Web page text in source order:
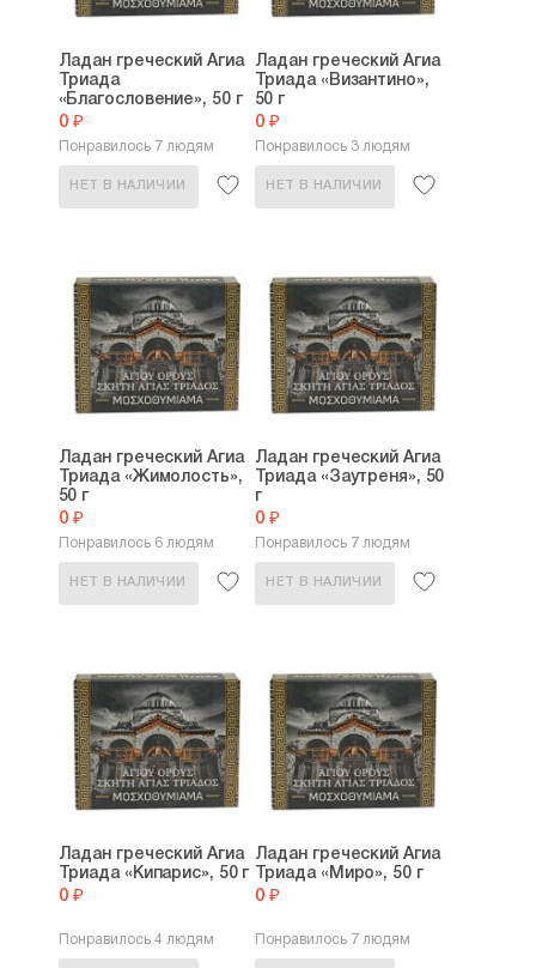
Ладан греческий Агиа
Триада
«Благословение», 50 г
0 ₽
Понравилось 7 людям
НЕТ В НАЛИЧИИ
Ладан греческий Агиа
Триада «Византино»,
50 г
0 ₽
Понравилось 3 людям
НЕТ В НАЛИЧИИ
Ладан греческий Агиа
Триада «Жимолость»,
50 г
0 ₽
Понравилось 6 людям
НЕТ В НАЛИЧИИ
Ладан греческий Агиа
Триада «Заутреня», 50
г
0 ₽
Понравилось 7 людям
НЕТ В НАЛИЧИИ
Ладан греческий Агиа
Триада «Кипарис», 50 г
0 ₽
Понравилось 4 людям
Ладан греческий Агиа
Триада «Миро», 50 г
0 ₽
Понравилось 7 людям